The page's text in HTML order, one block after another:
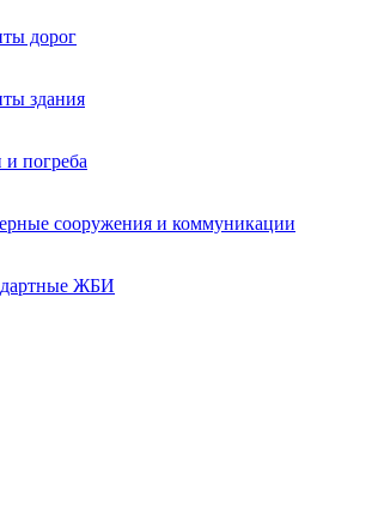
дорог
здания
погреба
сооружения и коммуникации
ЖБИ